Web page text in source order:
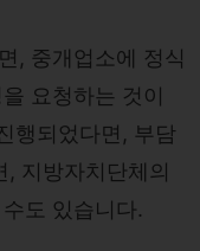
, 중개업소에 정식
요청하는 것이
행되었다면, 부담
지방자치단체의
도 있습니다.